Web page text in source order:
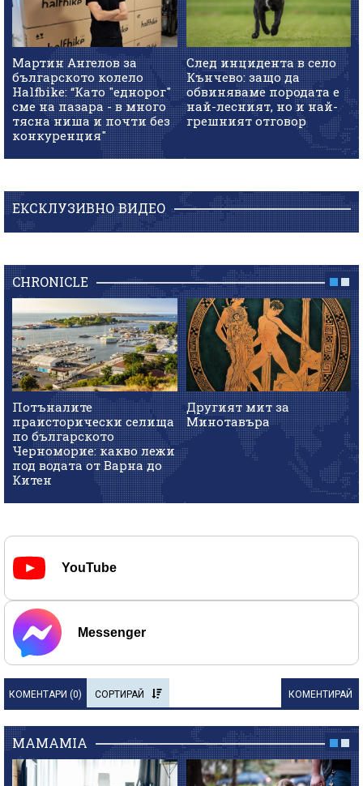
Мартин Ангелов за
българското колело
Halfbike: “Като "еднорог"
сме на пазара - в много
тясна ниша и почти без
конкуренция"
След инцидента в село
Кънчево: защо да
обвиняваме породата е
най-лесният, но и най-
грешният отговор
ЕКСКЛУЗИВНО ВИДЕО
CHRONICLE
Потъналите
праисторически селища
по българското
Черноморие: какво лежи
под водата от Варна до
Китен
Другият мит за
Минотавъра
YouTube
Messenger
КОМЕНТАРИ (0) СОРТИРАЙ КОМЕНТИРАЙ
MAMAMIA